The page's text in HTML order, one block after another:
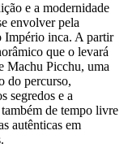
e a modernidade
envolver pela
Império inca. A partir
que o levará
Machu Picchu, uma
do percurso,
segredos e a
de tempo livre
autênticas em